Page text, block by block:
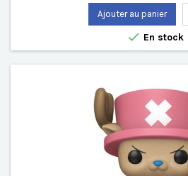
Ajouter au panier
 En stock